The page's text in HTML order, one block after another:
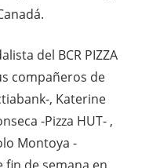
del BCR PIZZA
compañeros de
, Katerine
-Pizza HUT- ,
Montoya -